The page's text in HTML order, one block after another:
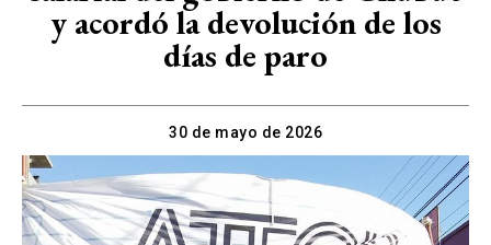
y acordó la devolución de los
días de paro
30 de mayo de 2026